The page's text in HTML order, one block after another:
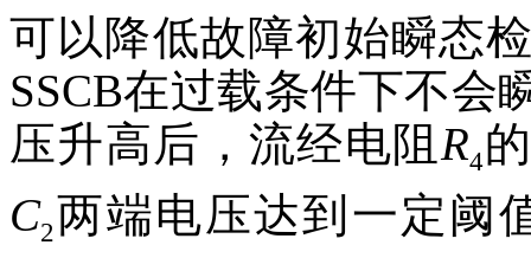
可以降低故障初始瞬态
SSCB在过载条件下不会
压升高后，流经电阻 R4
C2两端电压达到一定阈